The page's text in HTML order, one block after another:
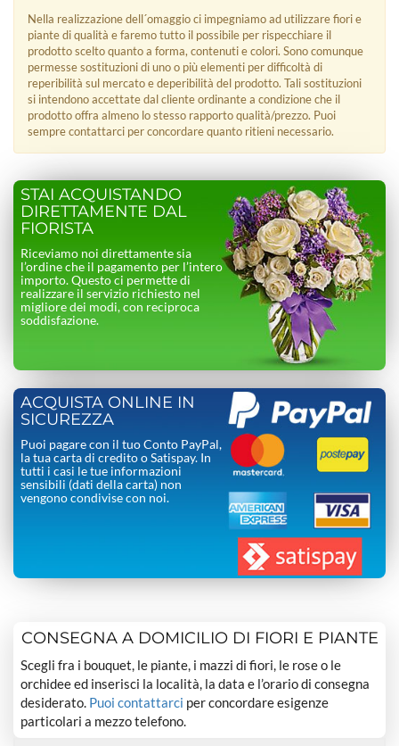
Nella realizzazione dell´omaggio ci impegniamo ad utilizzare fiori e
piante di qualità e faremo tutto il possibile per rispecchiare il
prodotto scelto quanto a forma, contenuti e colori. Sono comunque
permesse sostituzioni di uno o più elementi per difficoltà di
reperibilità sul mercato e deperibilità del prodotto. Tali sostituzioni
si intendono accettate dal cliente ordinante a condizione che il
prodotto offra almeno lo stesso rapporto qualità/prezzo. Puoi
sempre contattarci per concordare quanto ritieni necessario.
STAI ACQUISTANDO
DIRETTAMENTE DAL
FIORISTA
Riceviamo noi direttamente sia
l’ordine che il pagamento per l’intero
importo. Questo ci permette di
realizzare il servizio richiesto nel
migliore dei modi, con reciproca
soddisfazione.
ACQUISTA ONLINE IN
SICUREZZA
Puoi pagare con il tuo Conto PayPal,
la tua carta di credito o Satispay. In
tutti i casi le tue informazioni
sensibili (dati della carta) non
vengono condivise con noi.
CONSEGNA A DOMICILIO DI FIORI E PIANTE
Scegli fra i bouquet, le piante, i mazzi di fiori, le rose o le
orchidee ed inserisci la località, la data e l’orario di consegna
desiderato. Puoi contattarci per concordare esigenze
particolari a mezzo telefono.